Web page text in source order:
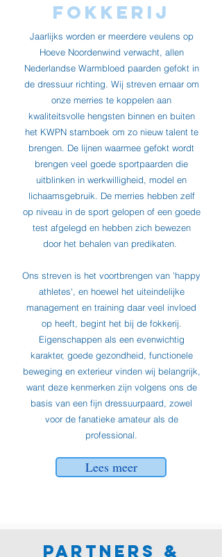
Fokkerij
Jaarlijks worden er meerdere veulens op
Hoeve Noordenwind verwacht, allen
Nederlandse Warmbloed paarden gefokt in
de dressuur richting. Wij streven ernaar om
onze merries te koppelen aan
kwaliteitsvolle hengsten binnen en buiten
het KWPN stamboek om zo nieuw talent te
brengen. De lijnen waarmee gefokt wordt
brengen veel goede sportpaarden die
uitblinken in werkwilligheid, model en
lichaamsgebruik. De merries hebben zelf
op niveau in de sport gelopen of een goede
test afgelegd en hebben zich bewezen
door het behalen van predikaten.
Ons streven is het voortbrengen van 'happy
athletes', en hoewel het uiteindelijke
management en training daar veel invloed
op heeft, begint het bij de fokkerij.
Eigenschappen als een evenwichtig
karakter, goede gezondheid, functionele
beweging en exterieur vinden wij belangrijk,
want deze kenmerken zijn volgens ons de
basis van een fijn dressuurpaard, zowel
voor de fanatieke amateur als de
professional.
Lees meer
PARTNERs &